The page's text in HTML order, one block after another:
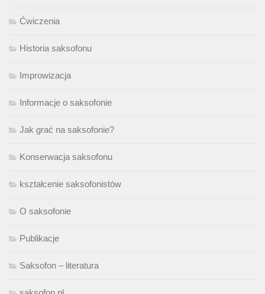
Ćwiczenia
Historia saksofonu
Improwizacja
Informacje o saksofonie
Jak grać na saksofonie?
Konserwacja saksofonu
kształcenie saksofonistów
O saksofonie
Publikacje
Saksofon – literatura